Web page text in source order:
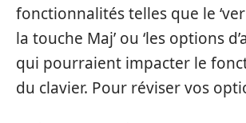
fonctionnalités telles que le
la touche Maj’ ou ‘les options
qui pourraient impacter le
du clavier. Pour réviser vos